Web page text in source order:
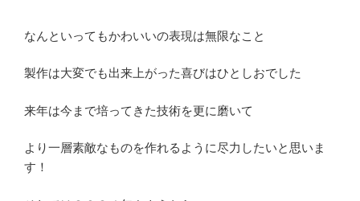
なんといってもかわいいの表現は無限なこと
製作は大変でも出来上がった喜びはひとしおでした
来年は今まで培ってきた技術を更に磨いて
より一層素敵なものを作れるように尽力したいと思いま
す！